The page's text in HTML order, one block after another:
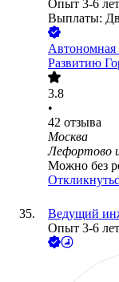
Опыт 3-6 лет
Выплаты:
Автономная
Развитию
3.8
•
42 отзыва
Москва
Лефортово
Можно без
Ведущий
Опыт 3-6 лет